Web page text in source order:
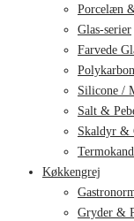
Porcelæn
Glas-serier
Farvede
Silicone /
Salt &
Skaldyr &
Køkkengrej
Gryder &